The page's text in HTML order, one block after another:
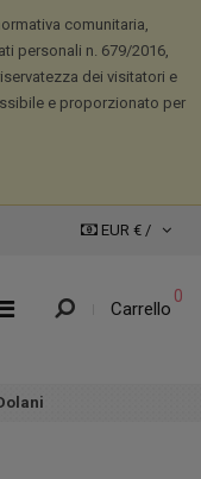
comunitaria,
personali n. 679/2016,
dei visitatori e
e proporzionato per
EUR € /
Carrello
0